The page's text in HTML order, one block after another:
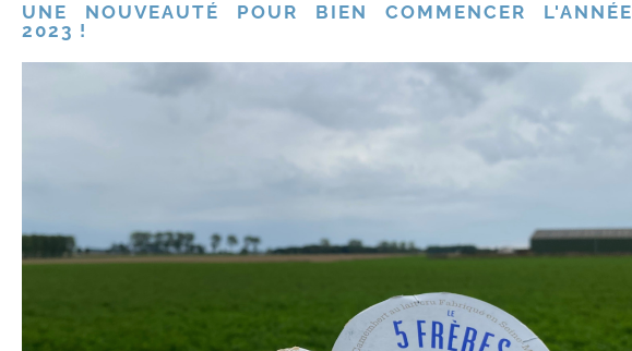
UNE NOUVEAUTÉ POUR BIEN COMMENCER L'ANNÉE
2023 !